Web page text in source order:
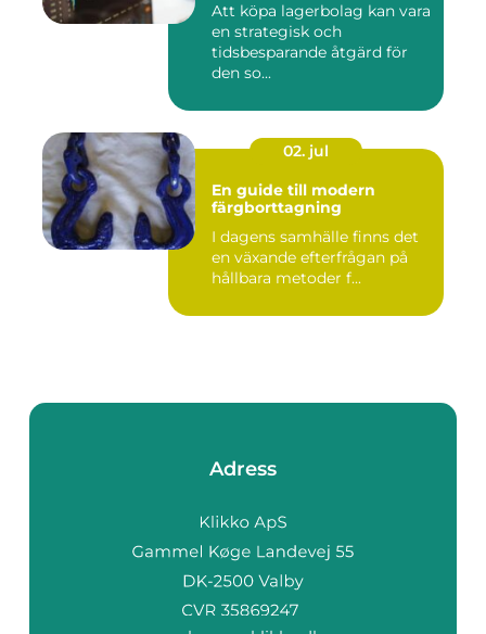
Att köpa lagerbolag kan vara
en strategisk och
tidsbesparande åtgärd för
den so...
02. jul
En guide till modern
färgborttagning
I dagens samhälle finns det
en växande efterfrågan på
hållbara metoder f...
Adress